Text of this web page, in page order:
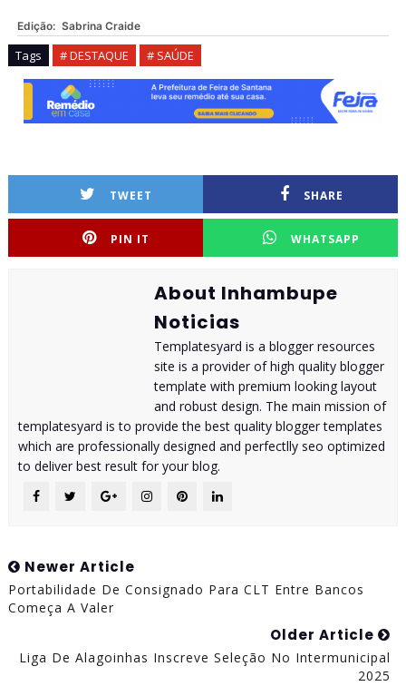
Edição: Sabrina Craide
Tags # DESTAQUE # SAÚDE
TWEET SHARE
PIN IT WHATSAPP
About Inhambupe
Noticias
Templatesyard is a blogger resources
site is a provider of high quality blogger
template with premium looking layout
and robust design. The main mission of
templatesyard is to provide the best quality blogger templates
which are professionally designed and perfectlly seo optimized
to deliver best result for your blog.
Newer Article
Portabilidade De Consignado Para CLT Entre Bancos
Começa A Valer
Older Article
Liga De Alagoinhas Inscreve Seleção No Intermunicipal
2025